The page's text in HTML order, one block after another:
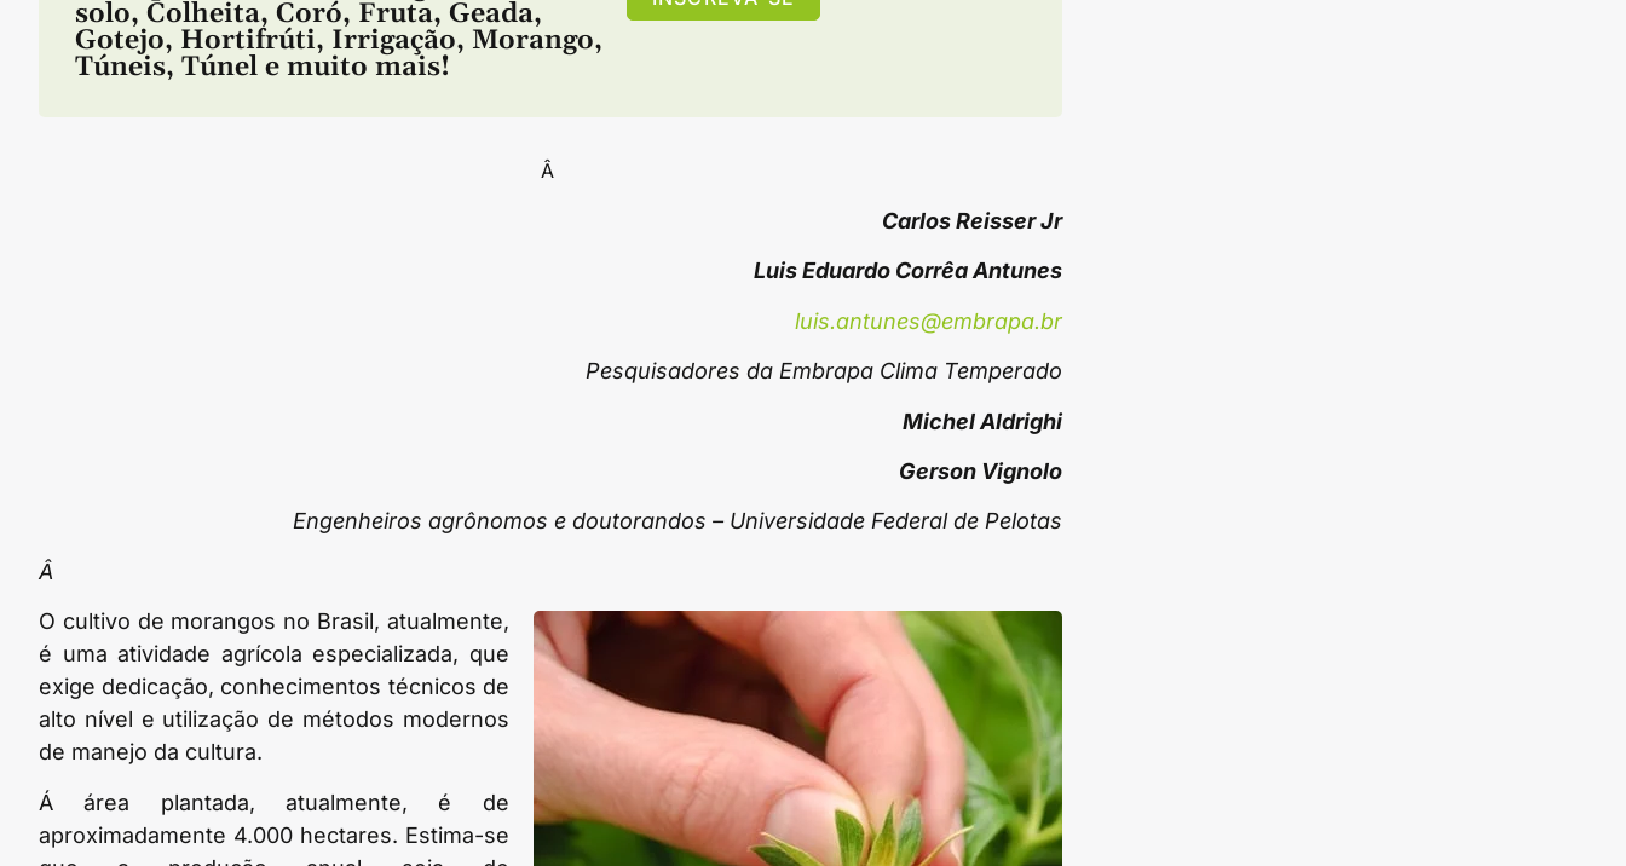
solo, Colheita, Coró, Fruta, Geada,
Gotejo, Hortifrúti, Irrigação, Morango,
Túneis, Túnel e muito mais!
Â
Carlos Reisser Jr
Luis Eduardo Corrêa Antunes
luis.antunes@embrapa.br
Pesquisadores da Embrapa Clima Temperado
Michel Aldrighi
Gerson Vignolo
Engenheiros agrônomos e doutorandos – Universidade Federal de Pelotas
Â
O cultivo de morangos no Brasil, atualmente,
é uma atividade agrícola especializada, que
exige dedicação, conhecimentos técnicos de
alto nível e utilização de métodos modernos
de manejo da cultura.
Á área plantada, atualmente, é de
aproximadamente 4.000 hectares. Estima-se